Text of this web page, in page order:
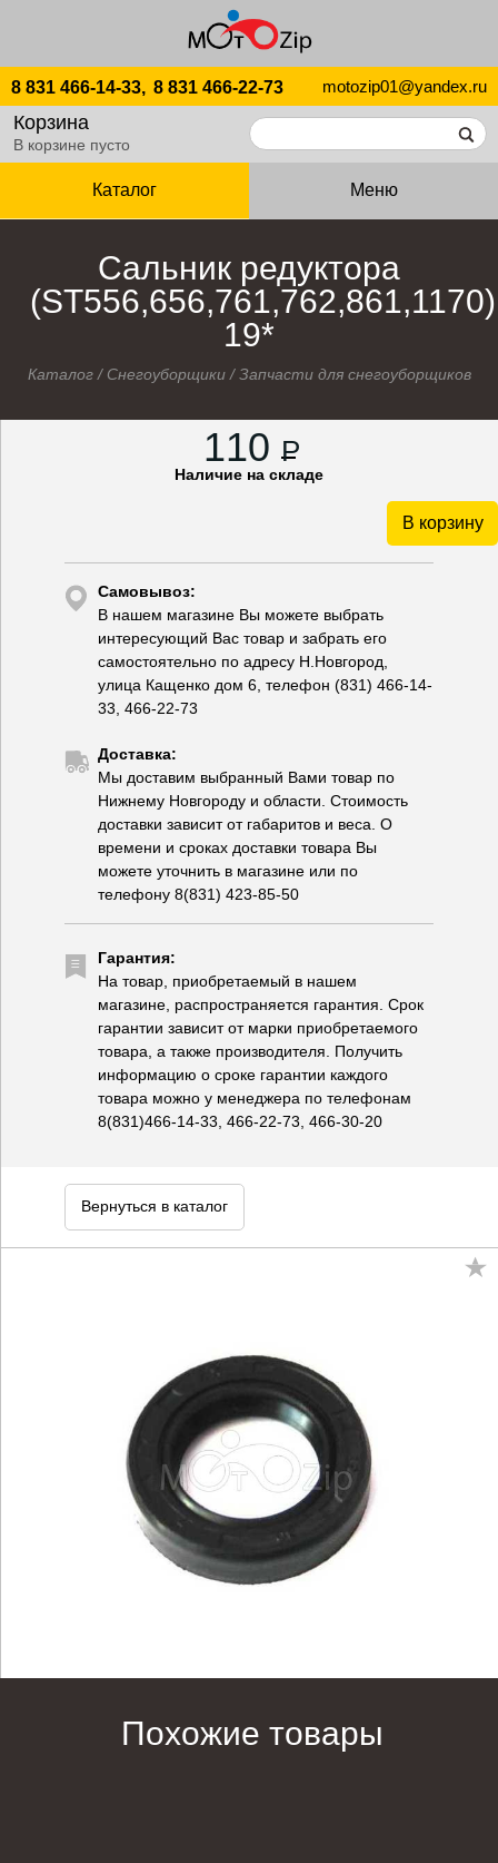
8 831 466-14-33, 8 831 466-22-73 motozip01@yandex.ru
Корзина
В корзине пусто
Каталог Меню
Сальник редуктора
(ST556,656,761,762,861,1170)
19*
Каталог/ Снегоуборщики/Запчасти для снегоуборщиков
110 P
Наличие на складе
В корзину
Самовывоз:
В нашем магазине Вы можете выбрать
интересующий Вас товар и забрать его
самостоятельно по адресу Н.Новгород,
улица Кащенко дом 6, телефон (831) 466-14-
33, 466-22-73
Доставка:
Мы доставим выбранный Вами товар по
Нижнему Новгороду и области. Стоимость
доставки зависит от габаритов и веса. О
времени и сроках доставки товара Вы
можете уточнить в магазине или по
телефону 8(831) 423-85-50
Гарантия:
На товар, приобретаемый в нашем
магазине, распространяется гарантия. Срок
гарантии зависит от марки приобретаемого
товара, а также производителя. Получить
информацию о сроке гарантии каждого
товара можно у менеджера по телефонам
8(831)466-14-33, 466-22-73, 466-30-20
Вернуться в каталог
Похожие товары